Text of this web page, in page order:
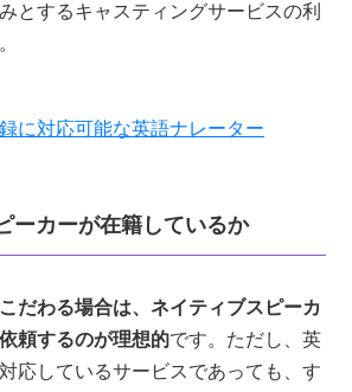
とするキャスティングサービスの利
に対応可能な英語ナレーター
ーカーが在籍しているか
だわる場合は、ネイティブスピーカ
頼するのが理想的です。ただし、英
応しているサービスであっても、す